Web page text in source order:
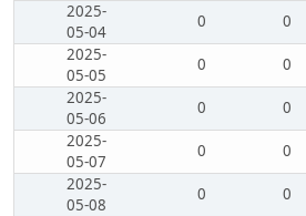
2025-
05-04
0 0
2025-
05-05
0 0
2025-
05-06
0 0
2025-
05-07
0 0
2025-
05-08
0 0